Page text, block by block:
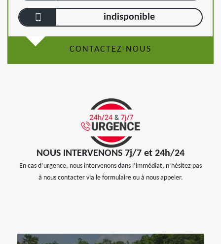
indisponible
CONTACTEZ-NOUS
NOUS INTERVENONS 7j/7 et 24h/24
En cas d’urgence, nous intervenons dans l’immédiat, n’hésitez pas
à nous contacter via le formulaire ou à nous appeler.